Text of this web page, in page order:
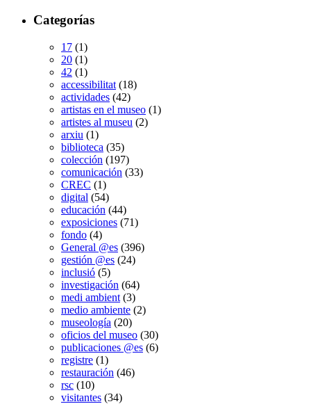
Categorías
17 (1)
20 (1)
42 (1)
accessibilitat (18)
actividades (42)
artistas en el museo (1)
artistes al museu (2)
arxiu (1)
biblioteca (35)
colección (197)
comunicación (33)
CREC (1)
digital (54)
educación (44)
exposiciones (71)
fondo (4)
General @es (396)
gestión @es (24)
inclusió (5)
investigación (64)
medi ambient (3)
medio ambiente (2)
museología (20)
oficios del museo (30)
publicaciones @es (6)
registre (1)
restauración (46)
rsc (10)
visitantes (34)